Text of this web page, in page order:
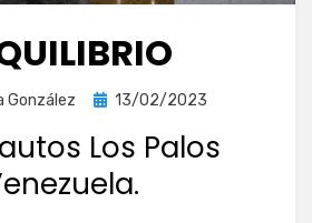
González
Publicada
13/02/2023
Los Palos